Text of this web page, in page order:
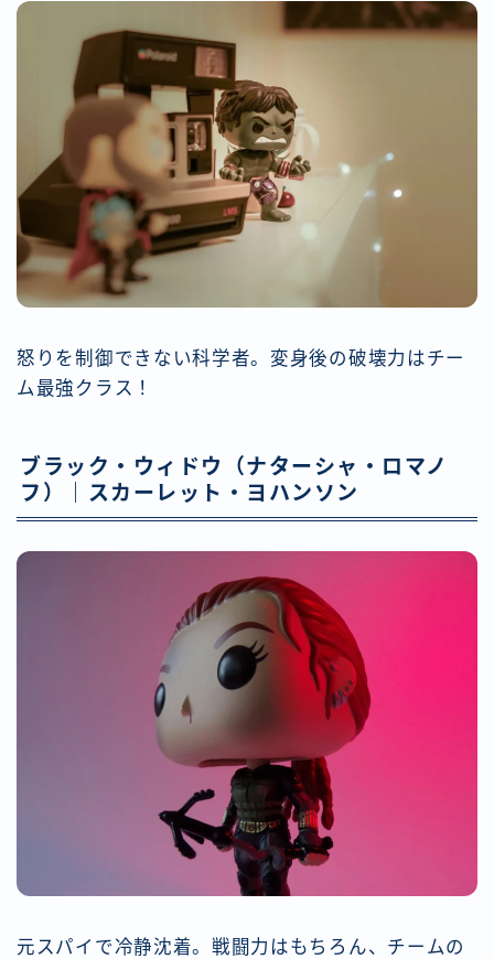
怒りを制御できない科学者。変身後の破壊力はチー
ム最強クラス！
ブラック・ウィドウ（ナターシャ・ロマノ
フ）｜スカーレット・ヨハンソン
元スパイで冷静沈着。戦闘力はもちろん、チームの